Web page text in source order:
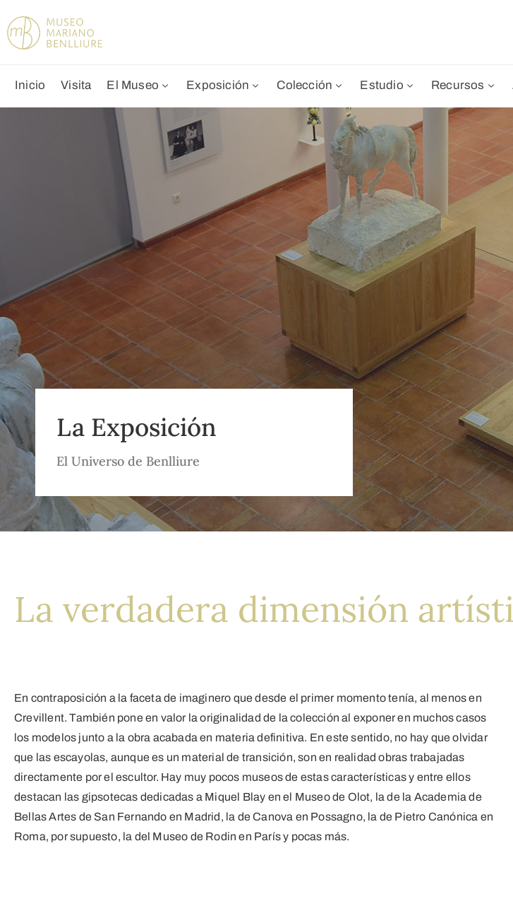
Inicio Visita El Museo Exposición Colección Estudio Recursos
La Exposición
El Universo de Benlliure
La verdadera dimensión
En contraposición a la faceta de imaginero que desde el primer momento tenía, al menos en
Crevillent. También pone en valor la originalidad de la colección al exponer en muchos casos
los modelos junto a la obra acabada en materia definitiva. En este sentido, no hay que olvidar
que las escayolas, aunque es un material de transición, son en realidad obras trabajadas
directamente por el escultor. Hay muy pocos museos de estas características y entre ellos
destacan las gipsotecas dedicadas a Miquel Blay en el Museo de Olot, la de la Academia de
Bellas Artes de San Fernando en Madrid, la de Canova en Possagno, la de Pietro Canónica en
Roma, por supuesto, la del Museo de Rodin en París y pocas más.